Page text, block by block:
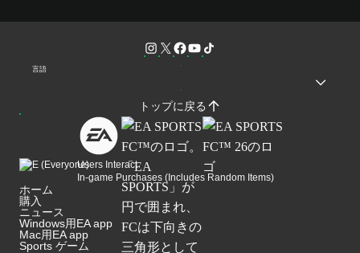
言語
トップに戻る
Users Interact
In-game Purchases (Includes Random Items)
ホーム
購入
ニュース
Windows用EA app
Mac用EA app
Sports ゲーム